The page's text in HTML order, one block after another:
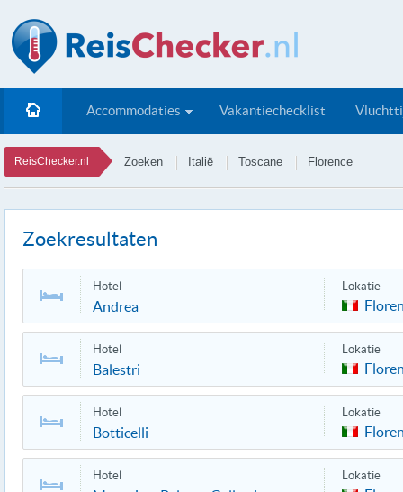
Accommodaties Vakantiechecklist
ReisChecker.nl Zoeken Italië Toscane Florence
Zoekresultaten
Hotel
Andrea
Lokatie
Hotel
Balestri
Lokatie
Hotel
Botticelli
Lokatie
Hotel Lokatie